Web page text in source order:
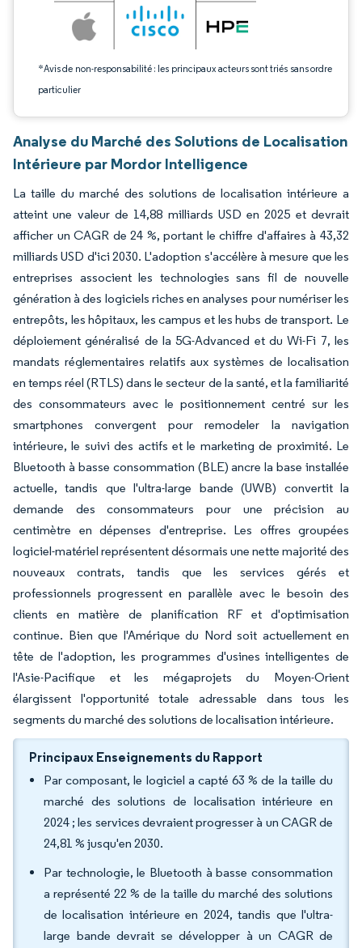
*Avis de non-responsabilité : les principaux acteurs sont triés sans ordre
particulier
Analyse du Marché des Solutions de Localisation
Intérieure par Mordor Intelligence
La taille du marché des solutions de localisation intérieure a
atteint une valeur de 14,88 milliards USD en 2025 et devrait
afficher un CAGR de 24 %, portant le chiffre d'affaires à 43,32
milliards USD d'ici 2030. L'adoption s'accélère à mesure que les
entreprises associent les technologies sans fil de nouvelle
génération à des logiciels riches en analyses pour numériser les
entrepôts, les hôpitaux, les campus et les hubs de transport. Le
déploiement généralisé de la 5G-Advanced et du Wi-Fi 7, les
mandats réglementaires relatifs aux systèmes de localisation
en temps réel (RTLS) dans le secteur de la santé, et la familiarité
des consommateurs avec le positionnement centré sur les
smartphones convergent pour remodeler la navigation
intérieure, le suivi des actifs et le marketing de proximité. Le
Bluetooth à basse consommation (BLE) ancre la base installée
actuelle, tandis que l'ultra-large bande (UWB) convertit la
demande des consommateurs pour une précision au
centimètre en dépenses d'entreprise. Les offres groupées
logiciel-matériel représentent désormais une nette majorité des
nouveaux contrats, tandis que les services gérés et
professionnels progressent en parallèle avec le besoin des
clients en matière de planification RF et d'optimisation
continue. Bien que l'Amérique du Nord soit actuellement en
tête de l'adoption, les programmes d'usines intelligentes de
l'Asie-Pacifique et les mégaprojets du Moyen-Orient
élargissent l'opportunité totale adressable dans tous les
segments du marché des solutions de localisation intérieure.
Principaux Enseignements du Rapport
Par composant, le logiciel a capté 63 % de la taille du
marché des solutions de localisation intérieure en
2024 ; les services devraient progresser à un CAGR de
24,81 % jusqu'en 2030.
Par technologie, le Bluetooth à basse consommation
a représenté 22 % de la taille du marché des solutions
de localisation intérieure en 2024, tandis que l'ultra-
large bande devrait se développer à un CAGR de